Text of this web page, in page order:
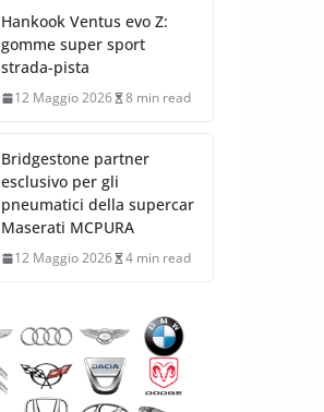
Hankook Ventus evo Z:
gomme super sport
strada-pista
12 Maggio 2026 8 min read
Bridgestone partner
esclusivo per gli
pneumatici della supercar
Maserati MCPURA
12 Maggio 2026 4 min read